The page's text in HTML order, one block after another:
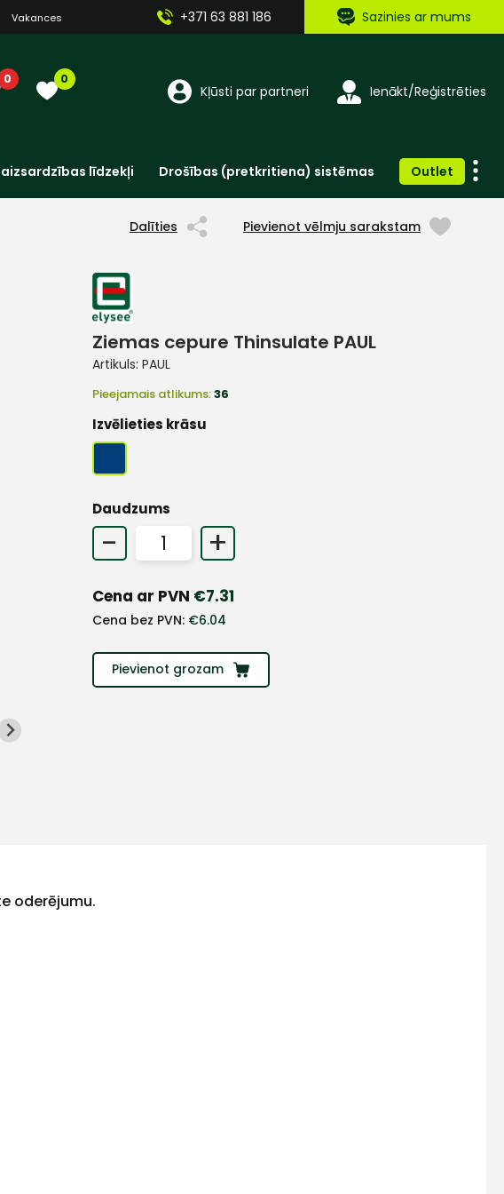
Vakances +371 63 881 186 Sazinies ar mums
0 0
Kļūsti par partneri Ienākt/Reģistrēties
līdzekļi Drošības (pretkritiena) sistēmas Outlet
Dalīties Pievienot vēlmju sarakstam
Ziemas cepure Thinsulate PAUL
Artikuls: PAUL
Pieejamais atlikums:36
Izvēlieties krāsu
Daudzums
- +
Cena ar PVN €7.31
Cena bez PVN: €6.04
Pievienot grozam
oderējumu.